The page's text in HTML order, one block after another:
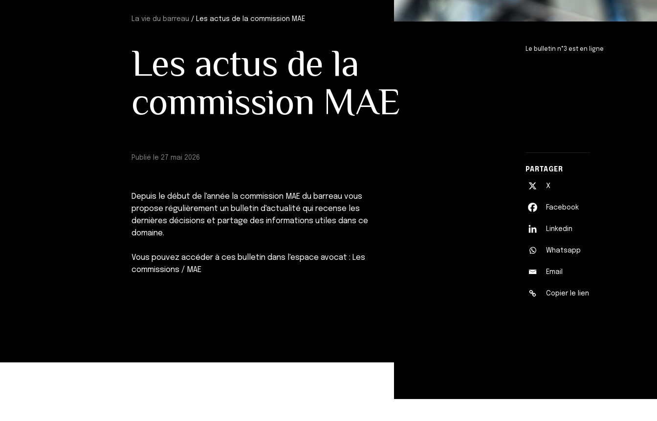
La vie du barreau / Les actus de la commission MAE
Les actus de la
commission MAE
Le bulletin n°3 est en ligne
Publié le 27 mai 2026
Depuis le début de l'année la commission MAE du barreau vous
propose régulièrement un bulletin d'actualité qui recense les
dernières décisions et partage des informations utiles dans ce
domaine.
Vous pouvez accéder à ces bulletin dans l'espace avocat : Les
commissions / MAE
PARTAGER